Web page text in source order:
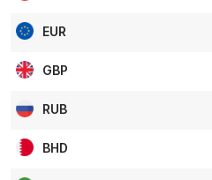
EUR
GBP
RUB
BHD